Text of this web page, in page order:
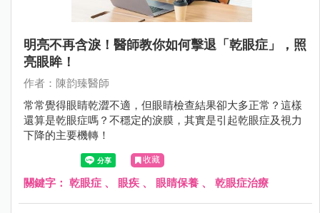
明亮不再含淚！醫師教你如何擊退「乾眼症」，照
亮眼眸！
作者：陳韵臻醫師
常常覺得眼睛乾澀不適，但眼睛檢查結果卻大多正常？這樣
還算是乾眼症嗎？不穩定的淚膜，其實是引起乾眼症及視力
下降的主要機轉！
收藏
關鍵字： 乾眼症 、 眼疾 、 眼睛保養 、 乾眼症治療